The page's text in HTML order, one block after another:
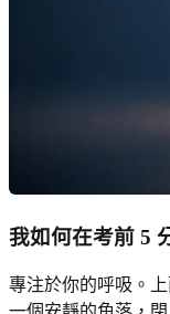
我如何在考前 5
專注於你的呼吸。